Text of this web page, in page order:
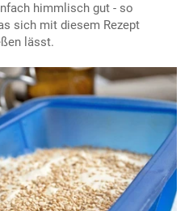
himmlisch gut - so
sich mit diesem Rezept
lässt.